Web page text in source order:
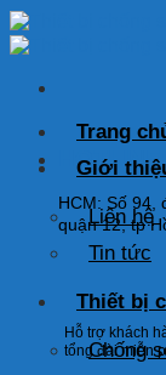
Skip
to
HCM: Số 94,
quận 12, tp
Hỗ trợ khách
tổng đài miễn
Trang
Giới
Liên hệ
Tin tức
Thiết bị
Chống